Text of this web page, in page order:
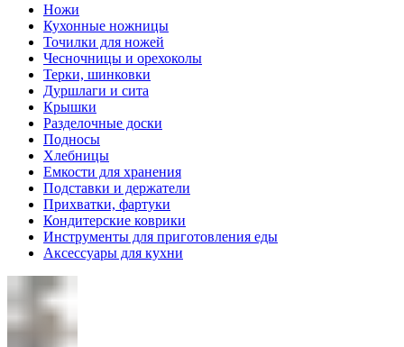
Ножи
Кухонные ножницы
Точилки для ножей
Чесночницы и орехоколы
Терки, шинковки
Дуршлаги и сита
Крышки
Разделочные доски
Подносы
Хлебницы
Емкости для хранения
Подставки и держатели
Прихватки, фартуки
Кондитерские коврики
Инструменты для приготовления еды
Аксессуары для кухни